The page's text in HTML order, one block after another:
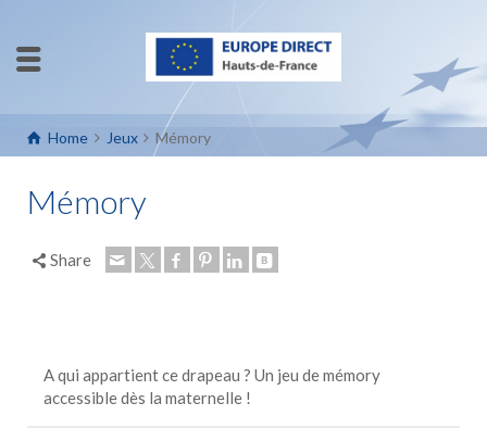
Home Jeux Mémory
Mémory
Share
A qui appartient ce drapeau ? Un jeu de mémory
accessible dès la maternelle !